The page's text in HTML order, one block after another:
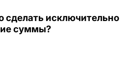
сделать исключительно
суммы?